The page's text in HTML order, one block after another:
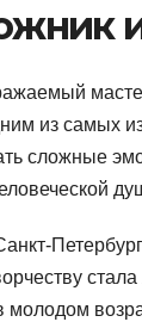
из самых
сложные